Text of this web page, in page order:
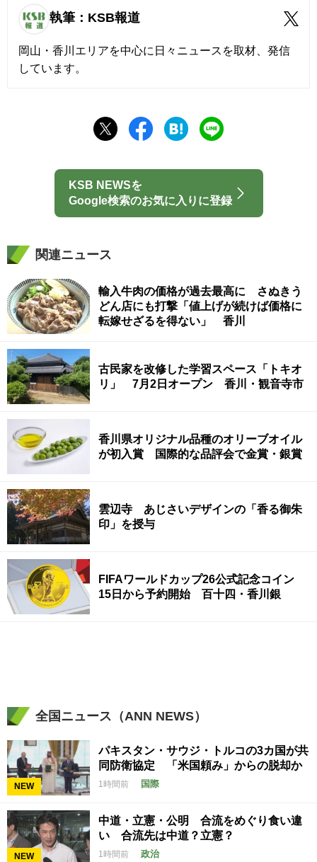
執筆：KSB報道
岡山・香川エリアを中心に日々ニュースを取材、発信
しています。
KSB NEWSを
Google検索のお気に入りに登録
関連ニュース
輸入牛肉の価格が過去最高に さぬきう
どん店にも打撃「値上げが続けば価格に
転嫁せざるを得ない」 香川
古民家を改修した学習スペース「トキオ
リ」 7月2日オープン 香川・観音寺市
香川県オリジナル品種のオリーブオイル
が初入賞 国際的な品評会で金賞・銀賞
雲辺寺 あじさいデザインの「香る御朱
印」を授与
FIFAワールドカップ26公式記念コイン
15日から予約開始 百十四・香川銀
全国ニュース（ANN NEWS）
NEW
パキスタン・サウジ・トルコの3カ国が共
同防衛協定 「米国頼み」からの脱却か
1時間前 国際
NEW
中道・立憲・公明 合流をめぐり食い違
い 合流先は中道？立憲？
1時間前 政治